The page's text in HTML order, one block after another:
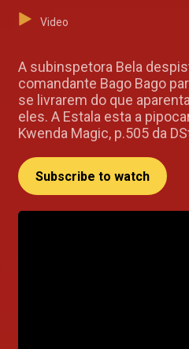
Video
A subinspetora Bela
comandante Bago Bago
se livrarem do que
eles. A Estala esta a
Kwenda Magic, p.505 da
Subscribe to watch